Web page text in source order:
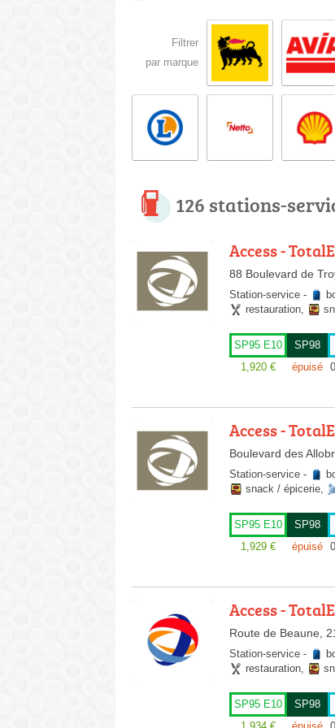
Filtrer
par marque
126 stations-
Access -
88 Boulevard de
Station-service -
restauration,
SP95 E10
1,920 €
SP98
épuisé
Access -
Boulevard des
Station-service -
snack / épicerie,
SP95 E10
1,929 €
SP98
épuisé
Access -
Route de Beaune,
Station-service -
restauration,
SP95 E10
SP98